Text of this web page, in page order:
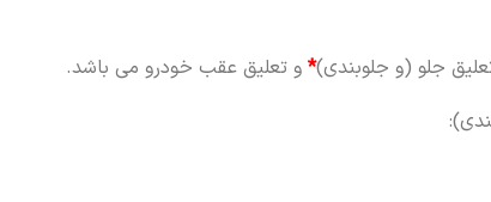
جلو (و جلوبندی)* و تعلیق عقب خودرو می باشد.